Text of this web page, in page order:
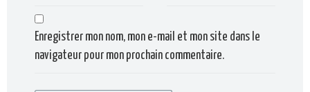
Enregistrer mon nom, mon e-mail et mon site dans le
navigateur pour mon prochain commentaire.